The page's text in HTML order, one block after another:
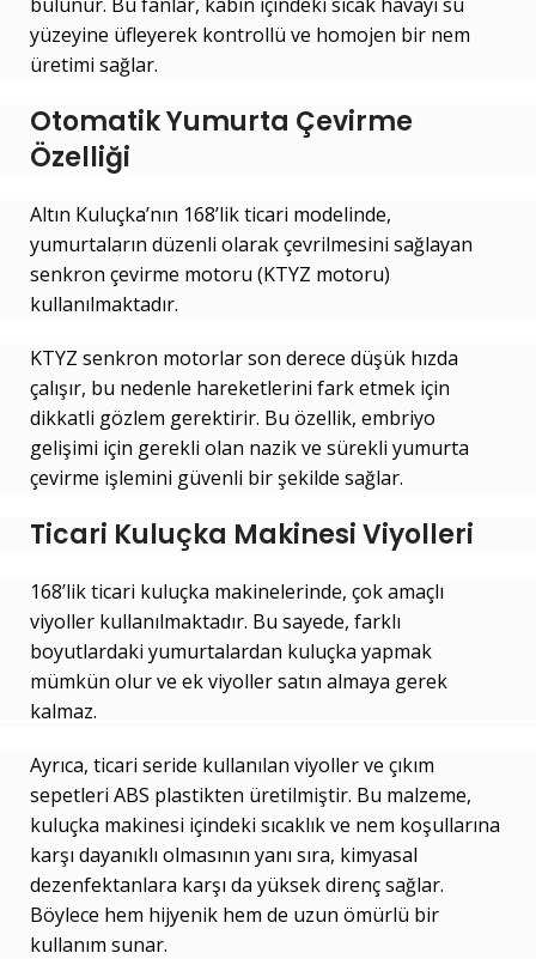
yüzeyine üfleyerek kontrollü ve homojen bir nem
üretimi sağlar.
Otomatik Yumurta Çevirme
Özelliği
Altın Kuluçka’nın 168’lik ticari modelinde,
yumurtaların düzenli olarak çevrilmesini sağlayan
senkron çevirme motoru (KTYZ motoru)
kullanılmaktadır.
KTYZ senkron motorlar son derece düşük hızda
çalışır, bu nedenle hareketlerini fark etmek için
dikkatli gözlem gerektirir. Bu özellik, embriyo
gelişimi için gerekli olan nazik ve sürekli yumurta
çevirme işlemini güvenli bir şekilde sağlar.
Ticari Kuluçka Makinesi Viyolleri
168’lik ticari kuluçka makinelerinde, çok amaçlı
viyoller kullanılmaktadır. Bu sayede, farklı
boyutlardaki yumurtalardan kuluçka yapmak
mümkün olur ve ek viyoller satın almaya gerek
kalmaz.
Ayrıca, ticari seride kullanılan viyoller ve çıkım
sepetleri ABS plastikten üretilmiştir. Bu malzeme,
kuluçka makinesi içindeki sıcaklık ve nem koşullarına
karşı dayanıklı olmasının yanı sıra, kimyasal
dezenfektanlara karşı da yüksek direnç sağlar.
Böylece hem hijyenik hem de uzun ömürlü bir
kullanım sunar.